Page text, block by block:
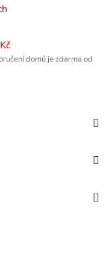
domů je zdarma od